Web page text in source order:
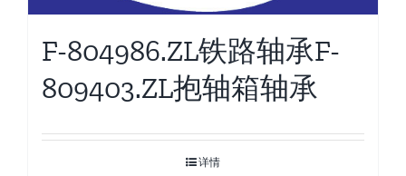
F-804986.ZL铁路轴承F-
809403.ZL抱轴箱轴承
详情